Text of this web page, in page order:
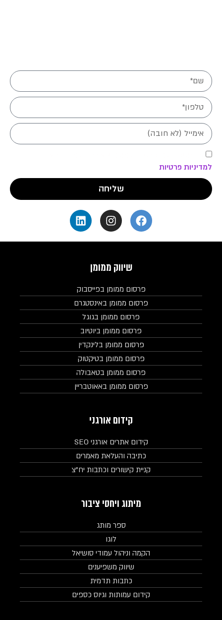
למדיניות פרטיות
שליחה
שיווק ממומן
פרסום ממומן בפייסבוק
פרסום ממומן באינסטגרם
פרסום ממומן בגוגל
פרסום ממומן ביוטיוב
פרסום ממומן בלינקדין
פרסום ממומן בטיקטוק
פרסום ממומן בטאבולה
פרסום ממומן באאוטבריין
קידום אורגני
קידום אתרים אורגני SEO
כתיבה והעלאת מאמרים
קניית קישורים וכתבות יח"צ
מיתוג ויחסי ציבור
ספר מותג
לוגו
הקמה וניהול עמודי סושיאל
שיווק משפיענים
כתבות תדמית
קידום עמותות וגיוס כספים